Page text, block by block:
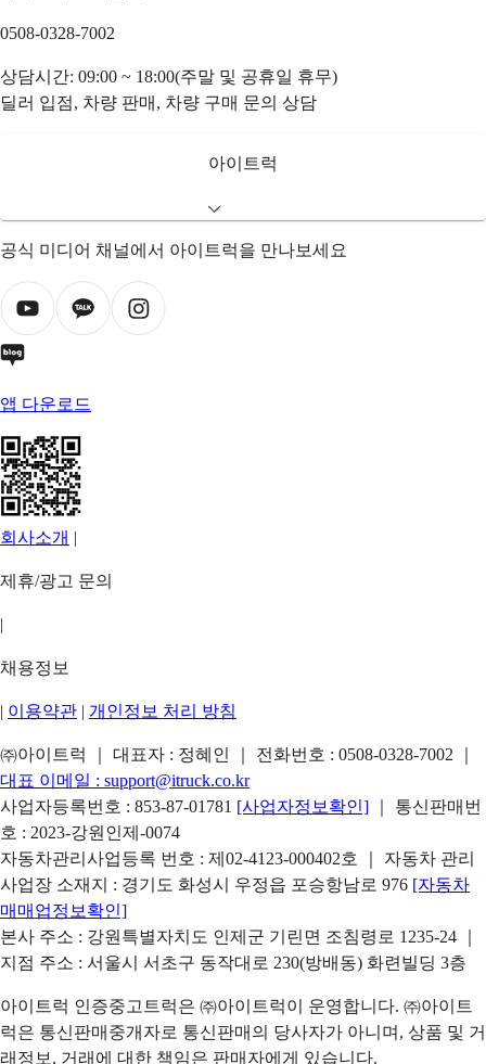
0508-0328-7002
상담시간: 09:00 ~ 18:00(주말 및 공휴일 휴무)
딜러 입점, 차량 판매, 차량 구매 문의 상담
아이트럭
공식 미디어 채널에서 아이트럭을 만나보세요
앱 다운로드
회사소개 |
제휴/광고 문의
|
채용정보
| 이용약관 | 개인정보 처리 방침
㈜아이트럭 ｜ 대표자 : 정혜인 ｜ 전화번호 : 0508-0328-7002
대표 이메일 : support@itruck.co.kr
사업자등록번호 : 853-87-01781 [사업자정보확인]
｜ 통신판매번
호 : 2023-강원인제-0074
자동차관리사업등록 번호 : 제02-4123-000402호 ｜ 자동차 관리
사업장 소재지 : 경기도 화성시 우정읍 포승항남로 976 [자동차
매매업정보확인]
본사 주소 : 강원특별자치도 인제군 기린면 조침령로 1235-24 ｜
지점 주소 : 서울시 서초구 동작대로 230(방배동) 화련빌딩 3층
아이트럭 인증중고트럭은 ㈜아이트럭이 운영합니다. ㈜아이트
럭은 통신판매중개자로 통신판매의 당사자가 아니며, 상품 및 거
래정보, 거래에 대한 책임은 판매자에게 있습니다.